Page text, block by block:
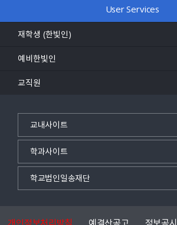
User Services
재학생 (한빛인)
예비한빛인
교직원
교내사이트
학과사이트
학교법인일송재단